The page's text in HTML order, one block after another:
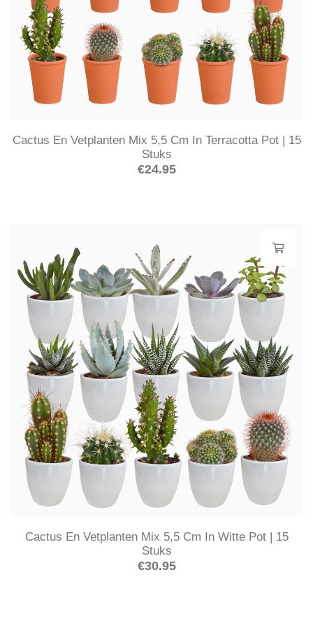
Cactus En Vetplanten Mix 5,5 Cm In Terracotta Pot | 15
Stuks
€24.95
Cactus En Vetplanten Mix 5,5 Cm In Witte Pot | 15
Stuks
€30.95